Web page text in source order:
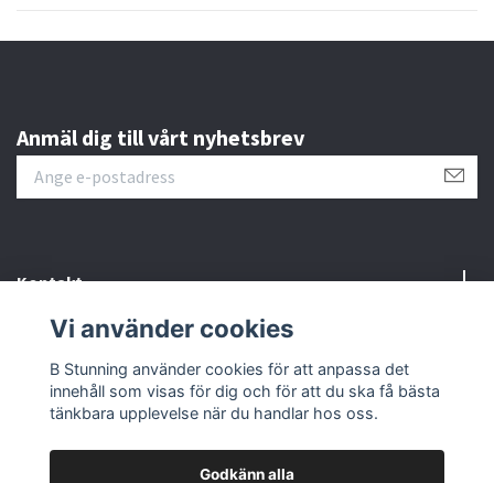
Anmäl dig till vårt nyhetsbrev
Kontakt
Information
Sociala medier
Vi använder cookies
B Stunning använder cookies för att anpassa det
innehåll som visas för dig och för att du ska få bästa
tänkbara upplevelse när du handlar hos oss.
Godkänn alla